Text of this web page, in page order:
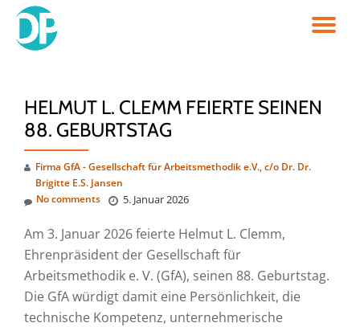
Skip
HELMUT L. CLEMM FEIERTE SEINEN
88. GEBURTSTAG
Firma GfA - Gesellschaft für Arbeitsmethodik e.V., c/o Dr. Dr.
Brigitte E.S. Jansen
5. Januar 2026
No comments
Am 3. Januar 2026 feierte Helmut L. Clemm,
Ehrenpräsident der Gesellschaft für
Arbeitsmethodik e. V. (GfA), seinen 88. Geburtstag.
Die GfA würdigt damit eine Persönlichkeit, die
technische Kompetenz, unternehmerische